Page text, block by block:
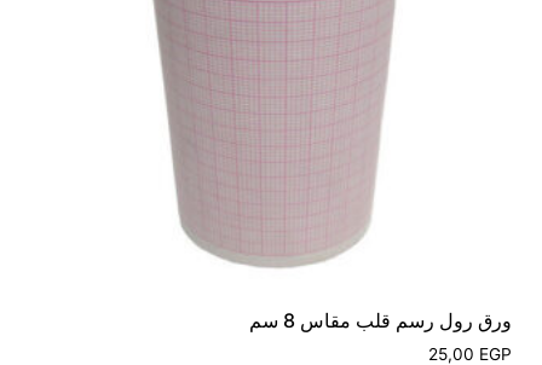
ورق رول رسم قلب مقاس 8 سم
25,00EGP